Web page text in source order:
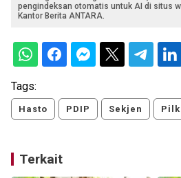
pengindeksan otomatis untuk AI di situs
Kantor Berita ANTARA.
Tags:
Hasto PDIP Sekjen
Terkait